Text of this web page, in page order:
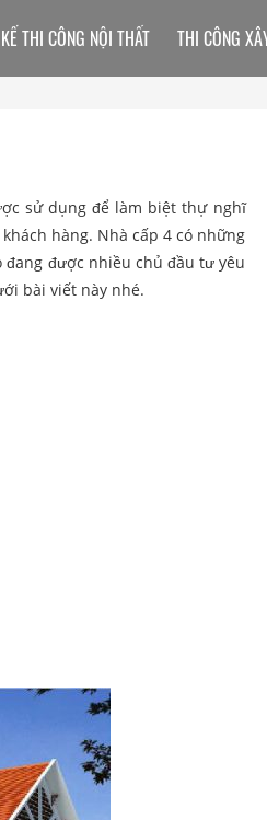
sử dụng để làm biệt thự nghĩ
hàng. Nhà cấp 4 có những
được nhiều chủ đầu tư yêu
bài viết này nhé.
THI CÔNG NỘI THẤT THI CÔNG